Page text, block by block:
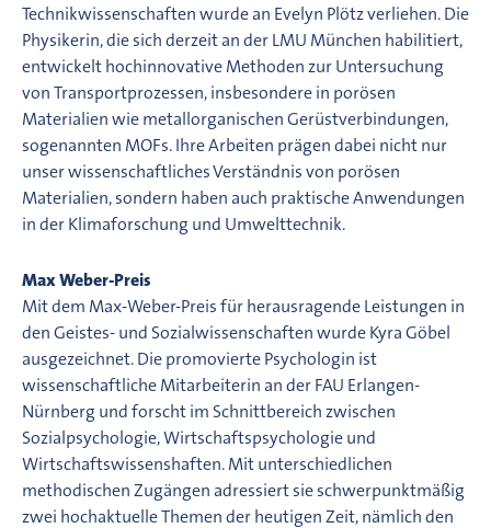
Technikwissenschaften wurde an Evelyn Plötz verliehen. Die
Physikerin, die sich derzeit an der LMU München habilitiert,
entwickelt hochinnovative Methoden zur Untersuchung
von Transportprozessen, insbesondere in porösen
Materialien wie metallorganischen Gerüstverbindungen,
sogenannten MOFs. Ihre Arbeiten prägen dabei nicht nur
unser wissenschaftliches Verständnis von porösen
Materialien, sondern haben auch praktische Anwendungen
in der Klimaforschung und Umwelttechnik.
Max Weber-Preis
Mit dem Max-Weber-Preis für herausragende Leistungen in
den Geistes- und Sozialwissenschaften wurde Kyra Göbel
ausgezeichnet. Die promovierte Psychologin ist
wissenschaftliche Mitarbeiterin an der FAU Erlangen-
Nürnberg und forscht im Schnittbereich zwischen
Sozialpsychologie, Wirtschaftspsychologie und
Wirtschaftswissenshaften. Mit unterschiedlichen
methodischen Zugängen adressiert sie schwerpunktmäßig
zwei hochaktuelle Themen der heutigen Zeit, nämlich den